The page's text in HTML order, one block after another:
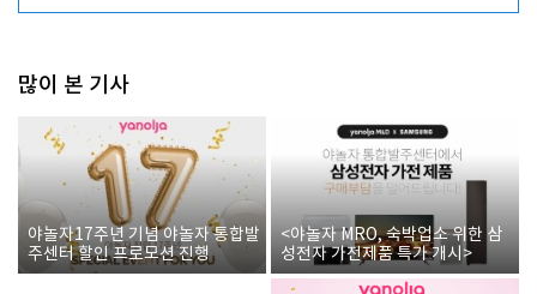
많이 본 기사
야놀자17주년 기념 야놀자 통합발
주센터 할인 프로모션 진행
<야놀자 MRO, 숙박업소 위한 삼
성전자 가전제품 특가 개시>